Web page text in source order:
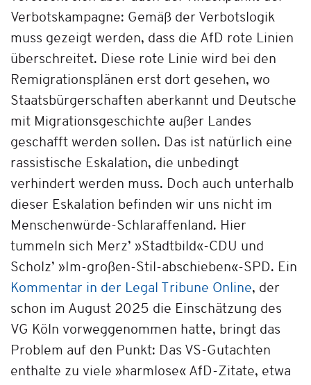
Verbotskampagne: Gemäß der Verbotslogik
muss gezeigt werden, dass die AfD rote Linien
überschreitet. Diese rote Linie wird bei den
Remigrationsplänen erst dort gesehen, wo
Staatsbürgerschaften aberkannt und Deutsche
mit Migrationsgeschichte außer Landes
geschafft werden sollen. Das ist natürlich eine
rassistische Eskalation, die unbedingt
verhindert werden muss. Doch auch unterhalb
dieser Eskalation befinden wir uns nicht im
Menschenwürde-Schlaraffenland. Hier
tummeln sich Merz’ »Stadtbild«-CDU und
Scholz’ »Im-großen-Stil-abschieben«-SPD. Ein
Kommentar in der Legal Tribune Online, der
schon im August 2025 die Einschätzung des
VG Köln vorweggenommen hatte, bringt das
Problem auf den Punkt: Das VS-Gutachten
enthalte zu viele »harmlose« AfD-Zitate, etwa